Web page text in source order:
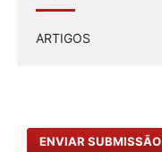
ARTIGOS
ENVIAR SUBMISSÃO